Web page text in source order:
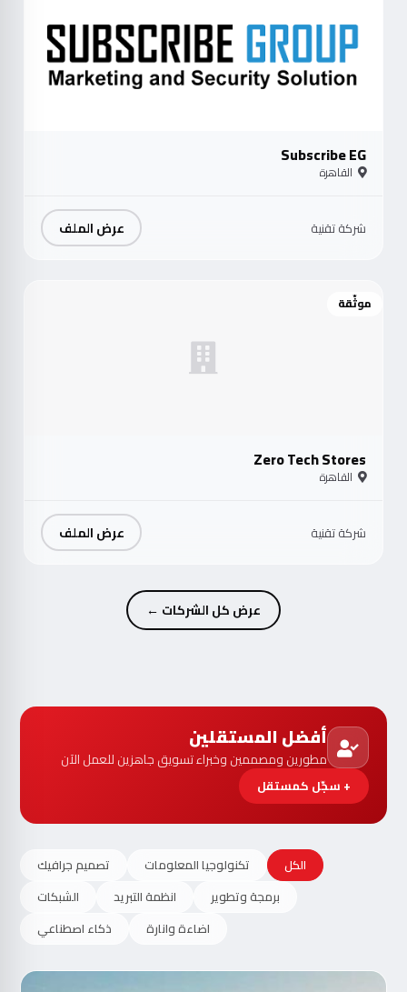
Subscribe EG
القاهرة
شركة تقنية عرض الملف
موثّقة
Zero Tech Stores
القاهرة
شركة تقنية عرض الملف
عرض كل الشركات ←
أفضل المستقلين
مطورين ومصممين وخبراء تسويق جاهزين للعمل الآن
+ سجّل كمستقل
الكل تكنولوجيا المعلومات
تصميم جرافيك
برمجة وتطوير
انظمة التبريد
الشبكات
اضاءة وانارة
ذكاء اصطناعي